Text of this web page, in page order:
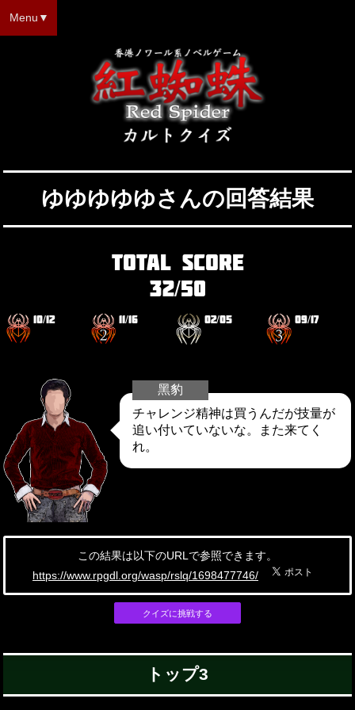
Menu
ゆゆゆゆゆさんの回答結果
TOTAL SCORE
32/50
紅蜘
蛛
10/12
紅蜘
蛛2
11/16
紅蜘
蛛外
伝
02/05
紅蜘
蛛3
09/17
黑豹
チャレンジ精神は買うんだが技量が
追い付いていないな。また来てく
れ。
この結果は以下のURLで参照できます。
https://www.rpgdl.org/wasp/rslq/1698477746/
クイズに挑戦する
トップ3